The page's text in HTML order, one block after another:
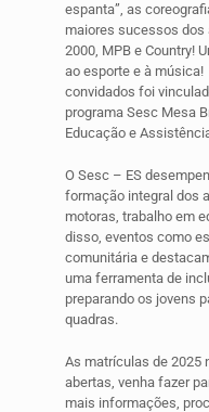
espanta”, as
maiores sucessos dos
2000, MPB e Country!
ao esporte e à
convidados foi
programa Sesc Mesa
Educação e
O Sesc – ES
formação integral dos
motoras, trabalho em
disso, eventos como
comunitária e
uma ferramenta de
preparando os jovens
quadras.
As matrículas de 2025
abertas, venha fazer
mais informações,